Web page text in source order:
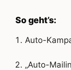
So geht’s:
Auto-
„Auto-